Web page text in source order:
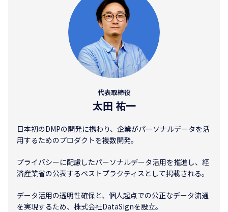
代表取締役
太田 祐一
日本初のDMPの開発に携わり、企業がパーソナルデータを活
用するためのプロダクトを複数開発。
プライバシーに配慮したパーソナルデータ活用を推進し、経
済産業省の公表するベストプラクティスとして掲載される。
データ活用の透明性確保と、個人起点での公正なデータ流通
を実現するため、株式会社DataSignを設立。